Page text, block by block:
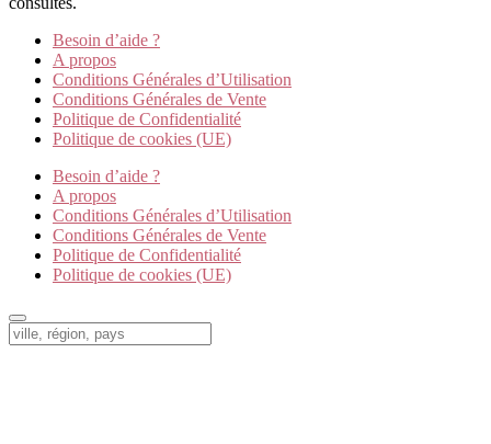
Besoin d’aide ?
A propos
Conditions Générales d’Utilisation
Conditions Générales de Vente
Politique de Confidentialité
Politique de cookies (UE)
Besoin d’aide ?
A propos
Conditions Générales d’Utilisation
Conditions Générales de Vente
Politique de Confidentialité
Politique de cookies (UE)